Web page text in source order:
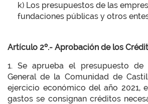
k) Los presupuestos de las
fundaciones públicas y otros
Artículo 2º.- Aprobación de los
1. Se aprueba el presupuesto de
General de la Comunidad de
ejercicio económico del año 2021,
gastos se consignan créditos